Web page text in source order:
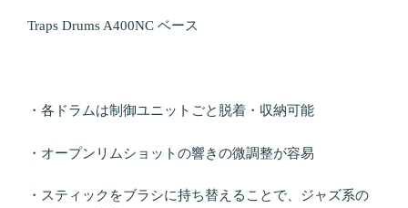
Traps Drums A400NC ベース
・各ドラムは制御ユニットごと脱着・収納可能
・オープンリムショットの響きの微調整が容易
・スティックをブラシに持ち替えることで、ジャズ系の